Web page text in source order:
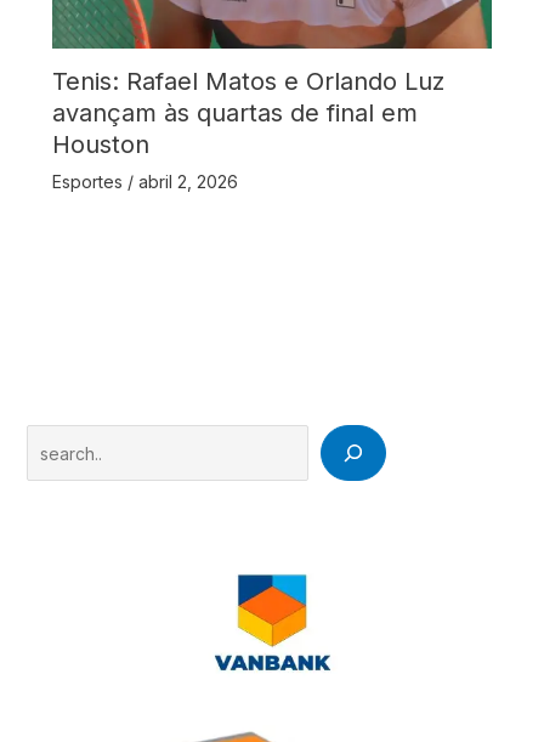
Tenis: Rafael Matos e Orlando Luz
avançam às quartas de final em
Houston
Esportes / abril 2, 2026